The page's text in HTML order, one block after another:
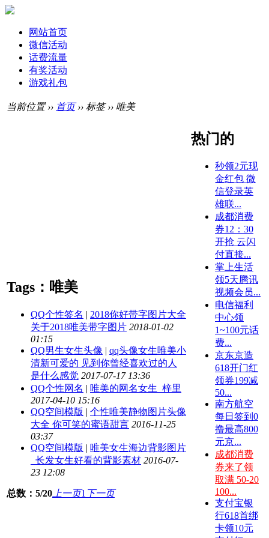
网站首页
微信活动
话费流量
有奖活动
游戏礼包
当前位置 ›› 首页›› 标签 ›› 唯美
Tags：唯美
QQ个性签名 | 2018你好带字图片大全
关于2018唯美带字图片 2018-01-02
01:15
QQ男生女生头像 | qq头像女生唯美小
清新可爱的 见到你曾经喜欢过的人
是什么感觉 2017-07-17 13:36
QQ个性网名 | 唯美的网名女生_梓里
2017-04-10 15:16
QQ空间模版 | 个性唯美静物图片头像
大全 你可笑的蜜语甜言 2016-11-25
03:37
QQ空间模版 | 唯美女生海边背影图片
_长发女生好看的背影素材 2016-07-
23 12:08
总数：5/20 上一页1 下一页
热门的
秒领2元现
金红包 微
信登录英
雄联...
成都消费
券12：30
开抢 云闪
付直接...
掌上生活
领5天腾讯
视频会员...
电信福利
中心领
1~100元话
费...
京东京造
618开门红
领券199减
50...
南方航空
每日签到0
撸最高800
元京...
成都消费
券来了领
取满 50-20
100...
支付宝银
行618首绑
卡领10元